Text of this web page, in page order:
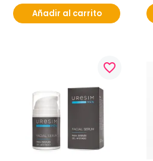
Añadir al carrito
favorite_border